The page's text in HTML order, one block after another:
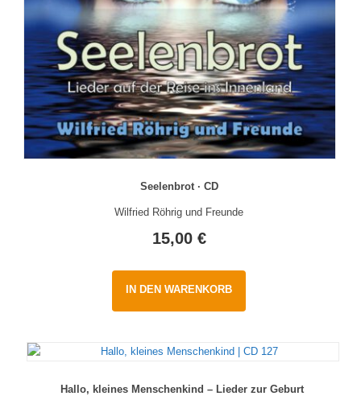
Seelenbrot · CD
Wilfried Röhrig und Freunde
15,00 €
IN DEN WARENKORB
Hallo, kleines Menschenkind – Lieder zur Geburt